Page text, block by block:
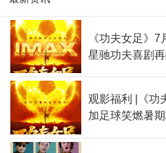
《功夫女足》
星驰功夫喜剧
观影福利 |《功
加足球笑燃暑期